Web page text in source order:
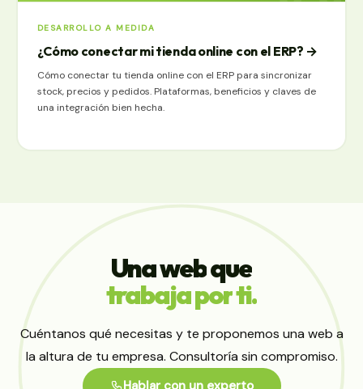
DESARROLLO A MEDIDA
¿Cómo conectar mi tienda online con el ERP? →
Cómo conectar tu tienda online con el ERP para sincronizar
stock, precios y pedidos. Plataformas, beneficios y claves de
una integración bien hecha.
Unawebque
trabajaporti.
Cuéntanos qué necesitas y te proponemos una web a
la altura de tu empresa. Consultoría sin compromiso.
Hablar con un experto